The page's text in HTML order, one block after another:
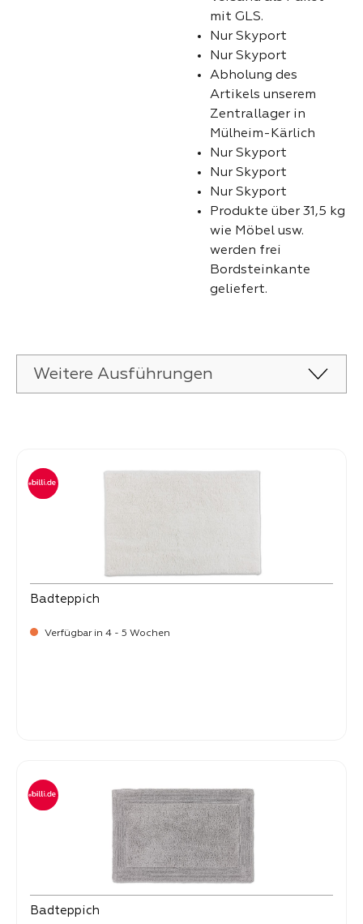
mit GLS.
Nur Skyport
Nur Skyport
Abholung des
Artikels unserem
Zentrallager in
Mülheim-Kärlich
Nur Skyport
Nur Skyport
Nur Skyport
Produkte über 31,5 kg
wie Möbel usw.
werden frei
Bordsteinkante
geliefert.
Weitere Ausführungen
Badteppich
Verfügbar in 4 - 5 Wochen
Badteppich